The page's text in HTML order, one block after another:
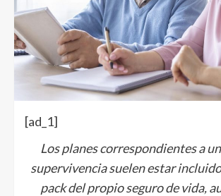
[ad_1]
Los planes correspondientes a
supervivencia suelen estar
pack del propio seguro de vida,